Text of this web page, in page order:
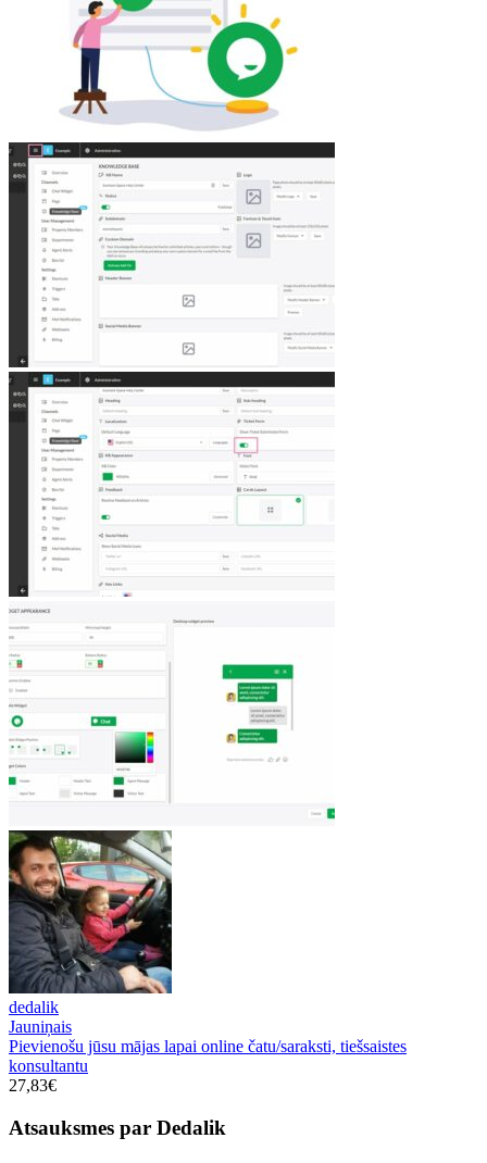
dedalik
Jauniņais
Pievienošu jūsu mājas lapai online čatu/saraksti, tiešsaistes
konsultantu
27,83€
Atsauksmes par Dedalik